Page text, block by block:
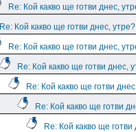
Re: Кой какво ще готви днес,
Re: Кой какво ще готви днес,
Re: Кой какво ще готви днес,
Re: Кой какво ще готви днес,
Re: Кой какво ще готви
Re: Кой какво ще готви
Re: Кой какво ще готви